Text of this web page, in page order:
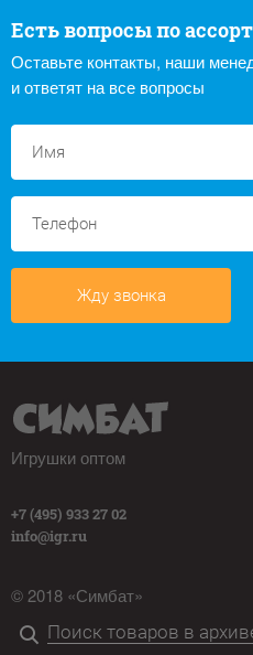
Есть вопросы по
Оставьте контакты, наши
и ответят на все вопросы
Жду звонка
Игрушки оптом
+7 (495) 933 27 02
info@igr.ru
© 2018 «Симбат»